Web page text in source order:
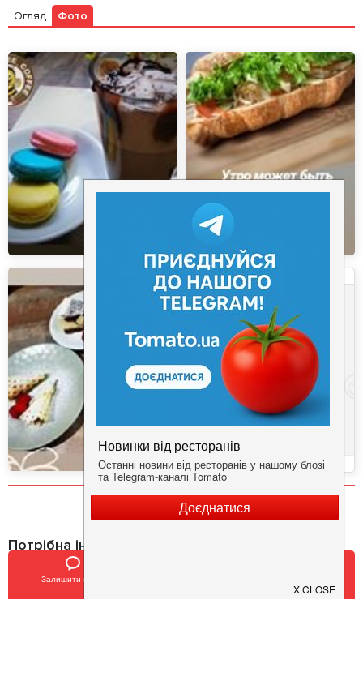
Залишити відгук
Огляд Фото
Потрібна інформація про заклад?
Завантажуйте додаток!